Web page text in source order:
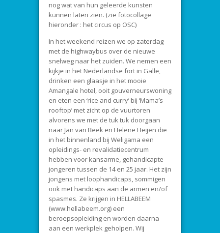
nog wat van hun geleerde kunsten
kunnen laten zien. (zie fotocollage
hieronder : het circus op OSC)
In het weekend reizen we op zaterdag
met de highwaybus over de nieuwe
snelweg naar het zuiden. We nemen een
kijkje in het Nederlandse fort in Galle,
drinken een glaasje in het mooie
Amangale hotel, ooit gouverneurswoning
en eten een ‘rice and curry’ bij ‘Mama’s
rooftop’ met zicht op de vuurtoren
alvorens we met de tuk tuk doorgaan
naar Jan van Beek en Helene Heijen die
in het binnenland bij Weligama een
opleidings- en revalidatiecentrum
hebben voor kansarme, gehandicapte
jongeren tussen de 14 en 25 jaar. Het zijn
jongens met loophandicaps, sommigen
ook met handicaps aan de armen en/of
spasmes. Ze krijgen in HELLABEEM
(www.hellabeem.org) een
beroepsopleiding en worden daarna
aan een werkplek geholpen. Wij